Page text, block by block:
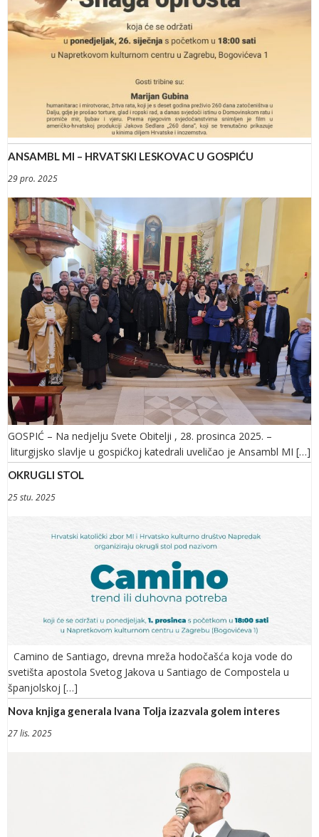
ANSAMBL MI – HRVATSKI LESKOVAC U GOSPIĆU
29 pro. 2025
GOSPIĆ – Na nedjelju Svete Obitelji , 28. prosinca 2025. –
liturgijsko slavlje u gospićkoj katedrali uveličao je Ansambl MI […]
OKRUGLI STOL
25 stu. 2025
Camino de Santiago, drevna mreža hodočašća koja vode do
svetišta apostola Svetog Jakova u Santiago de Compostela u
španjolskoj […]
Nova knjiga generala Ivana Tolja izazvala golem interes
27 lis. 2025